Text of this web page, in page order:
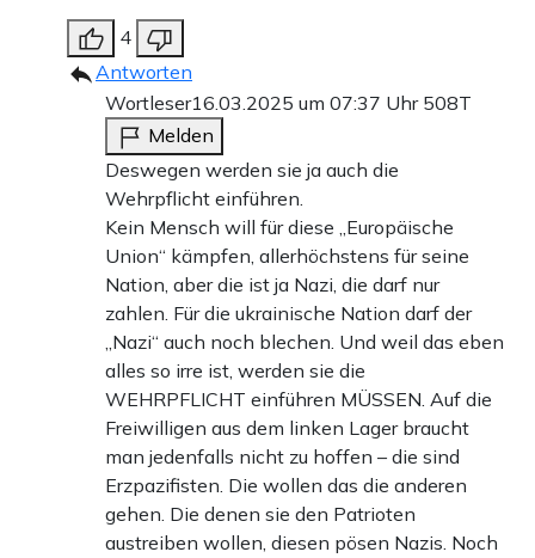
4
Antworten
Wortleser16.03.2025 um 07:37 Uhr 508T
Melden
Deswegen werden sie ja auch die
Wehrpflicht einführen.
Kein Mensch will für diese „Europäische
Union“ kämpfen, allerhöchstens für seine
Nation, aber die ist ja Nazi, die darf nur
zahlen. Für die ukrainische Nation darf der
„Nazi“ auch noch blechen. Und weil das eben
alles so irre ist, werden sie die
WEHRPFLICHT einführen MÜSSEN. Auf die
Freiwilligen aus dem linken Lager braucht
man jedenfalls nicht zu hoffen – die sind
Erzpazifisten. Die wollen das die anderen
gehen. Die denen sie den Patrioten
austreiben wollen, diesen pösen Nazis. Noch